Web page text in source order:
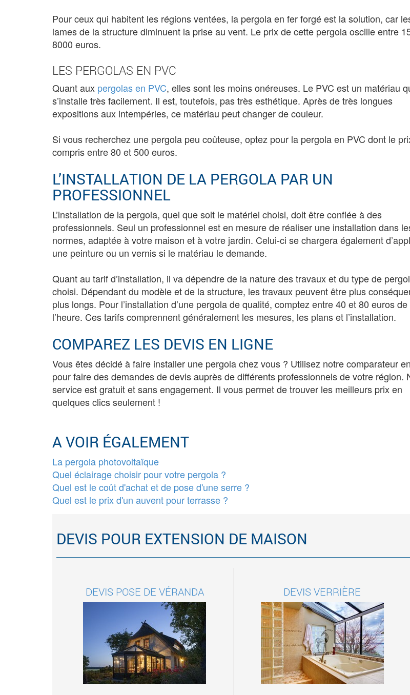
Pour ceux qui habitent les régions ventées, la pergola en fer forgé est la solution, car
lames de la structure diminuent la prise au vent. Le prix de cette pergola oscille entre
8000 euros.
LES PERGOLAS EN PVC
Quant aux pergolas en PVC, elles sont les moins onéreuses. Le PVC est un matériau
s’installe très facilement. Il est, toutefois, pas très esthétique. Après de très longues
expositions aux intempéries, ce matériau peut changer de couleur.
Si vous recherchez une pergola peu coûteuse, optez pour la pergola en PVC dont le
compris entre 80 et 500 euros.
L’INSTALLATION DE LA PERGOLA PAR UN
PROFESSIONNEL
L’installation de la pergola, quel que soit le matériel choisi, doit être confiée à des
professionnels. Seul un professionnel est en mesure de réaliser une installation dans
normes, adaptée à votre maison et à votre jardin. Celui-ci se chargera également
une peinture ou un vernis si le matériau le demande.
Quant au tarif d’installation, il va dépendre de la nature des travaux et du type de
choisi. Dépendant du modèle et de la structure, les travaux peuvent être plus
plus longs. Pour l’installation d’une pergola de qualité, comptez entre 40 et 80 euros de
l’heure. Ces tarifs comprennent généralement les mesures, les plans et l’installation.
COMPAREZ LES DEVIS EN LIGNE
Vous êtes décidé à faire installer une pergola chez vous ? Utilisez notre comparateur
pour faire des demandes de devis auprès de différents professionnels de votre région.
service est gratuit et sans engagement. Il vous permet de trouver les meilleurs prix en
quelques clics seulement !
A VOIR ÉGALEMENT
La pergola photovoltaïque
Quel éclairage choisir pour votre pergola ?
Quel est le coût d'achat et de pose d'une serre ?
Quel est le prix d'un auvent pour terrasse ?
DEVIS POUR EXTENSION DE MAISON
DEVIS POSE DE VÉRANDA DEVIS VERRIÈRE